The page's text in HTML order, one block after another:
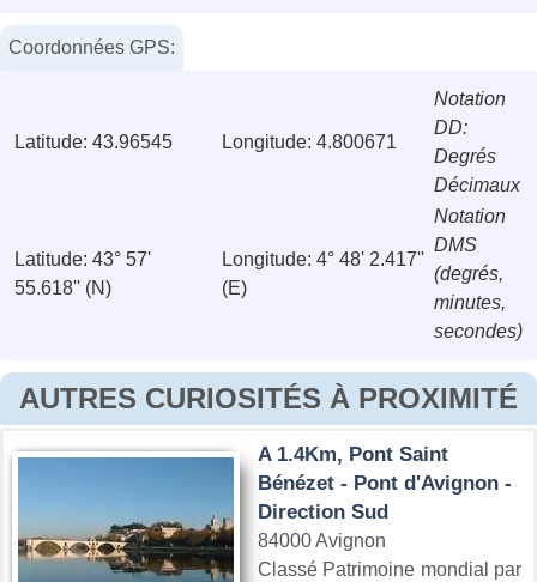
Coordonnées GPS:
Latitude: 43.96545 Longitude: 4.800671
Notation
DD:
Degrés
Décimaux
Latitude: 43° 57'
55.618'' (N)
Longitude: 4° 48' 2.417''
(E)
Notation
DMS
(degrés,
minutes,
secondes)
AUTRES CURIOSITÉS À PROXIMITÉ
A 1.4Km, Pont Saint
Bénézet - Pont d'Avignon -
Direction Sud
84000 Avignon
Classé Patrimoine mondial par